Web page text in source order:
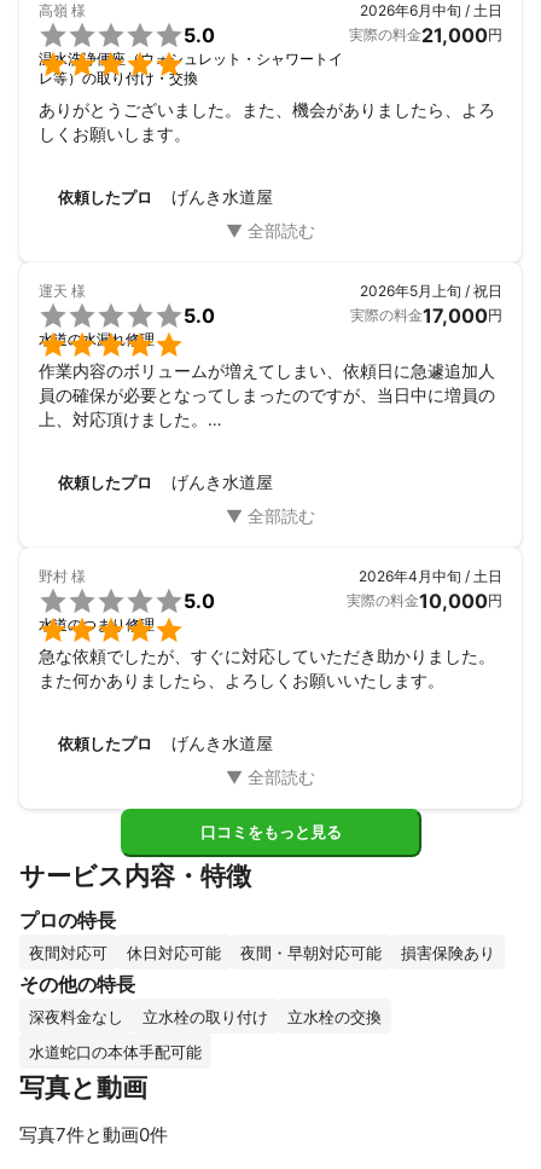
高嶺 様


5.0
温水洗浄便座（ウォシュレット・シャワートイ
レ等）の取り付け・交換
2026年6月中旬 / 土日
実際の料金21,000円
ありがとうございました。また、機会がありましたら、よろ
しくお願いします。
依頼したプロ げんき水道屋
運天 様


5.0
水道の水漏れ修理
2026年5月上旬 / 祝日
実際の料金17,000円
作業内容のボリュームが増えてしまい、依頼日に急遽追加人
員の確保が必要となってしまったのですが、当日中に増員の
上、対応頂けました。
依頼したプロ げんき水道屋
野村 様


5.0
水道のつまり修理
2026年4月中旬 / 土日
実際の料金10,000円
急な依頼でしたが、すぐに対応していただき助かりました。
また何かありましたら、よろしくお願いいたします。
依頼したプロ げんき水道屋
口コミをもっと見る
サービス内容・特徴
プロの特長
夜間対応可 休日対応可能 夜間・早朝対応可能 損害保険あり
その他の特長
深夜料金なし 立水栓の取り付け
立水栓の交換
水道蛇口の本体手配可能
写真と動画
写真7件と動画0件